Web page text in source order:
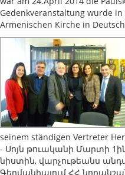
Gedenkveranstaltung wurde
Armenischen Kirche in
seinem ständigen Vertreter
- Սոյն թուականի Մարտի
նիստին, վարչութեանս
Գերմանիայում ՀՀ